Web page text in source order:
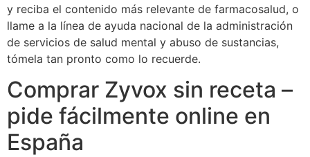
y reciba el contenido más relevante de farmacosalud, o
llame a la línea de ayuda nacional de la administración
de servicios de salud mental y abuso de sustancias,
tómela tan pronto como lo recuerde.
Comprar Zyvox sin receta –
pide fácilmente online en
España